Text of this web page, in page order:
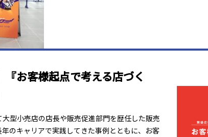
『お客様起点で考える店づく
型小売店の店長や販売促進部門を歴任した販売
のキャリアで実践してきた事例とともに、お客